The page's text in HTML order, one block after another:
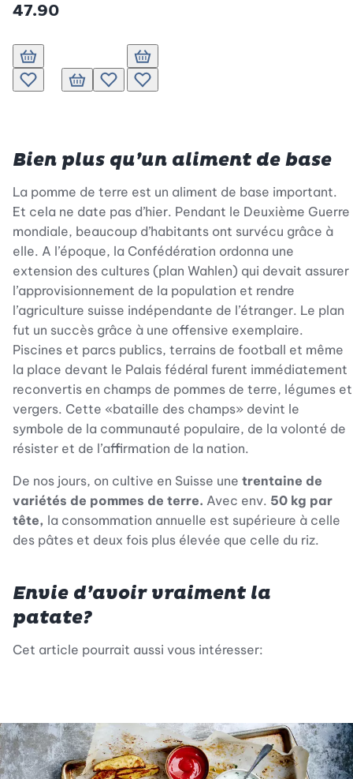
47.90
Ajouter au panier
Ajouter à la liste de souhaits.
Ajouter au panier
Ajouter à la liste de souhaits.
Ajouter au panier
Ajouter à la liste de souhaits.
Bien plus qu’un aliment de base
La pomme de terre est un aliment de base important.
Et cela ne date pas d’hier. Pendant le Deuxième Guerre
mondiale, beaucoup d’habitants ont survécu grâce à
elle. A l’époque, la Confédération ordonna une
extension des cultures (plan Wahlen) qui devait assurer
l’approvisionnement de la population et rendre
l’agriculture suisse indépendante de l’étranger. Le plan
fut un succès grâce à une offensive exemplaire.
Piscines et parcs publics, terrains de football et même
la place devant le Palais fédéral furent immédiatement
reconvertis en champs de pommes de terre, légumes et
vergers. Cette «bataille des champs» devint le
symbole de la communauté populaire, de la volonté de
résister et de l’affirmation de la nation.
De nos jours, on cultive en Suisse une trentaine de
variétés de pommes de terre. Avec env. 50 kg par
tête, la consommation annuelle est supérieure à celle
des pâtes et deux fois plus élevée que celle du riz.
Envie d’avoir vraiment la
patate?
Cet article pourrait aussi vous intéresser: